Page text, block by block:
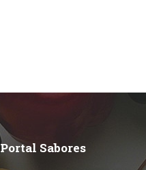
Portal Sabores